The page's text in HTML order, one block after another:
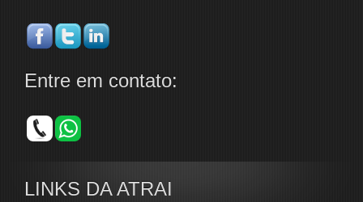
Entre em contato:
LINKS DA ATRAI